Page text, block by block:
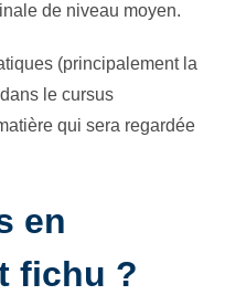
de niveau moyen.
(principalement la
le cursus
qui sera regardée
en
fichu ?